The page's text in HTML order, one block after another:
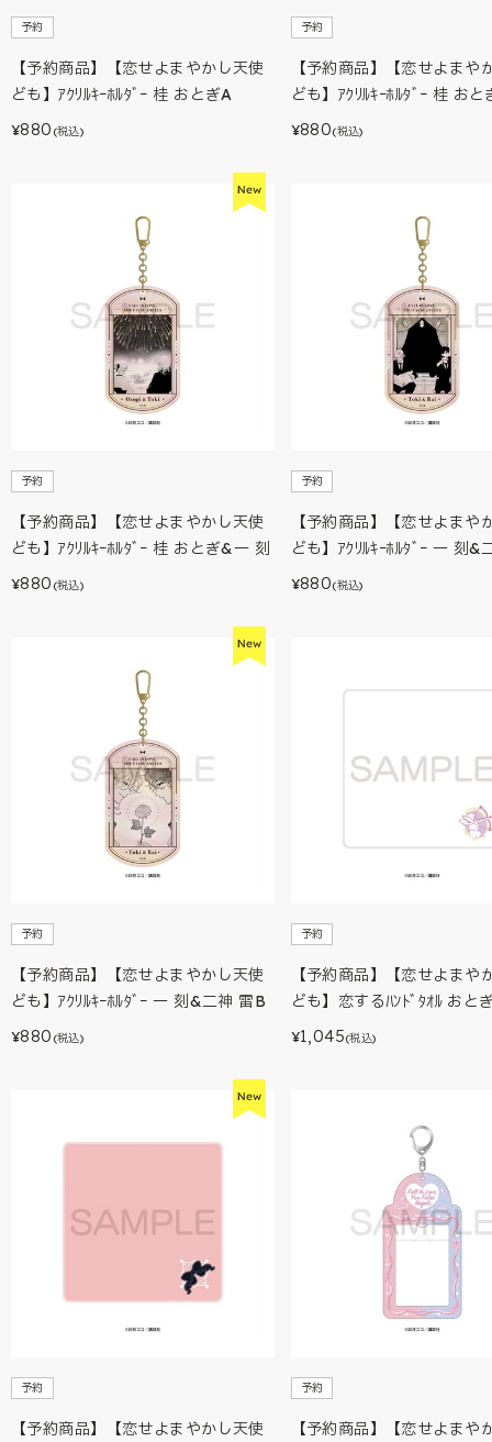
予約
【予約商品】【恋せよまやかし天使
ども】ｱｸﾘﾙｷｰﾎﾙﾀﾞｰ 桂 おとぎA
¥880 (税込)
予約
【予約商品】【恋せよまや
ども】ｱｸﾘﾙｷｰﾎﾙﾀﾞｰ 桂 おと
¥880(税込)
予約
【予約商品】【恋せよまやかし天使
ども】ｱｸﾘﾙｷｰﾎﾙﾀﾞｰ 桂 おとぎ&一 刻
¥880 (税込)
予約
【予約商品】【恋せよまや
ども】ｱｸﾘﾙｷｰﾎﾙﾀﾞｰ 一 刻&
¥880(税込)
予約
【予約商品】【恋せよまやかし天使
ども】ｱｸﾘﾙｷｰﾎﾙﾀﾞｰ 一 刻&二神 雷B
¥880 (税込)
予約
【予約商品】【恋せよまや
ども】恋するﾊﾝﾄﾞﾀｵﾙ おと
¥1,045(税込)
予約
【予約商品】【恋せよまやかし天使
予約
【予約商品】【恋せよまや